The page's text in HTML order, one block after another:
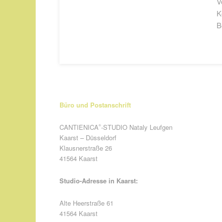
Büro und Postanschrift
CANTIENICA®-STUDIO Nataly Leufgen
Kaarst – Düsseldorf
Klausnerstraße 26
41564 Kaarst
Studio-Adresse in Kaarst:
Alte Heerstraße 61
41564 Kaarst